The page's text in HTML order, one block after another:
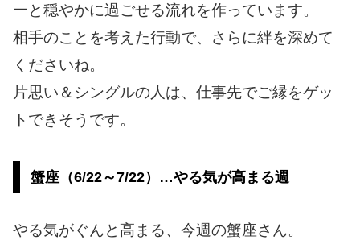
ーと穏やかに過ごせる流れを作っています。
相手のことを考えた行動で、さらに絆を深めて
くださいね。
片思い＆シングルの人は、仕事先でご縁をゲッ
トできそうです。
蟹座（6/22～7/22）…やる気が高まる週
やる気がぐんと高まる、今週の蟹座さん。